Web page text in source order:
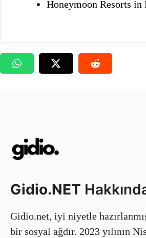
Honeymoon Resorts in
Gidio.NET
Gidio.net, iyi niyetle
bir sosyal ağdır. 2023 yılının